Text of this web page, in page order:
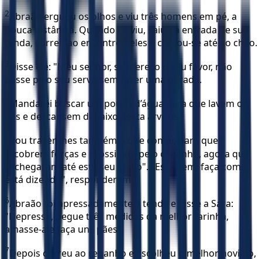
2Abraão ergueu os olhos e viu três homens em pé, a
pouca distância. Quando os viu, saiu da entrada de sua
tenda, correu ao encontro deles e curvou-se até ao chão.
Disse ele: "Meu senhor, se mereço o seu favor, não
passe pelo seu servo sem fazer uma parada.
Mandarei buscar um pouco d’água para que lavem os
pés e descansem debaixo desta árvore.
Vou trazer-lhes também o que comer, para que
recobrem forças e prossigam pelo caminho, agora que
já chegaram até este seu servo". "Está bem; faça como
está dizendo", responderam.
6Abraão foi apressadamente à tenda e disse a Sara:
"Depressa, pegue três medidas da melhor farinha,
amasse-a e faça uns pães".
7
Depois correu ao rebanho e escolheu o melhor novilho,